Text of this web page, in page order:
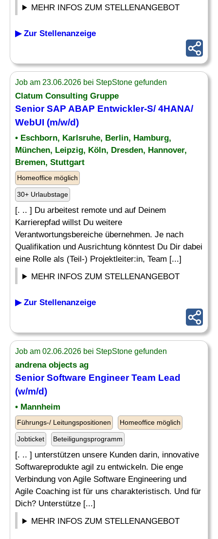
MEHR INFOS ZUM STELLENANGEBOT
▶ Zur Stellenanzeige
Job am 23.06.2026 bei StepStone gefunden
Clatum Consulting Gruppe
SeniorSAP ABAP Entwickler-S/ 4HANA/
WebUI (m/w/d)
• Eschborn, Karlsruhe, Berlin, Hamburg,
München, Leipzig, Köln, Dresden, Hannover,
Bremen, Stuttgart
Homeoffice möglich
30+ Urlaubstage
[. .. ] Du arbeitest remote und auf Deinem
Karrierepfad willst Du weitere
Verantwortungsbereiche übernehmen. Je nach
Qualifikation und Ausrichtung könntest Du Dir dabei
eine Rolle als (Teil-) Projektleiter:in, Team [...]
MEHR INFOS ZUM STELLENANGEBOT
▶ Zur Stellenanzeige
Job am 02.06.2026 bei StepStone gefunden
andrena objects ag
SeniorSoftware Engineer Team Lead
(w/m/d)
• Mannheim
Führungs-/ Leitungspositionen Homeoffice möglich
Jobticket Beteiligungsprogramm
[. .. ] unterstützen unsere Kunden darin, innovative
Softwareprodukte agil zu entwickeln. Die enge
Verbindung von Agile Software Engineering und
Agile Coaching ist für uns charakteristisch. Und für
Dich? Unterstütze [...]
MEHR INFOS ZUM STELLENANGEBOT